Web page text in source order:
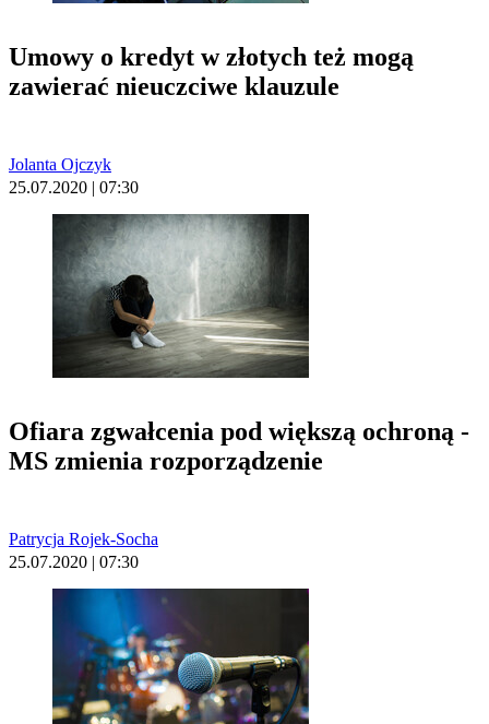
Umowy o kredyt w złotych też mogą
zawierać nieuczciwe klauzule
Jolanta Ojczyk
25.07.2020 | 07:30
Ofiara zgwałcenia pod większą ochroną -
MS zmienia rozporządzenie
Patrycja Rojek-Socha
25.07.2020 | 07:30